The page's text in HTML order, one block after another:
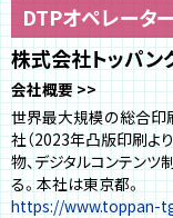
DTPオペレーター
株式会社トッパン
会社概要
世界最大規模の総合印
社（2023年凸版印刷よ
物、デジタルコンテン
る。本社は東京都。
https://www.toppan-